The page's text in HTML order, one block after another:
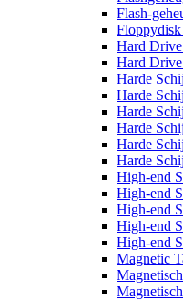
Flash-
Floppydisk
Hard
Hard
Harde
Harde
Harde
Harde
Harde
Harde
High-end
High-end
High-end
High-end
High-end
Magnetic